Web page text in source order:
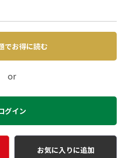
でお得に読む
or
グイン
お気に入りに追加